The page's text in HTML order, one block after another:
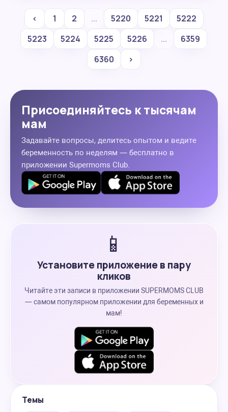
‹ 1 2 ... 5220 5221
5222
5223
5224 5225 5226 ...
6359
6360
›
Присоединяйтесь к тысячам
мам
Задавайте вопросы, делитесь опытом и ведите
беременность по неделям — бесплатно в
приложении Supermoms Club.
📱
Установите приложение в пару
кликов
Читайте эти записи в приложении SUPERMOMS CLUB
— самом популярном приложении для беременных и
мам!
Темы